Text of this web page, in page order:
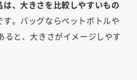
、大きさを比較しやすいもの
す。バッグならペットボトルや
ると、大きさがイメージしやす